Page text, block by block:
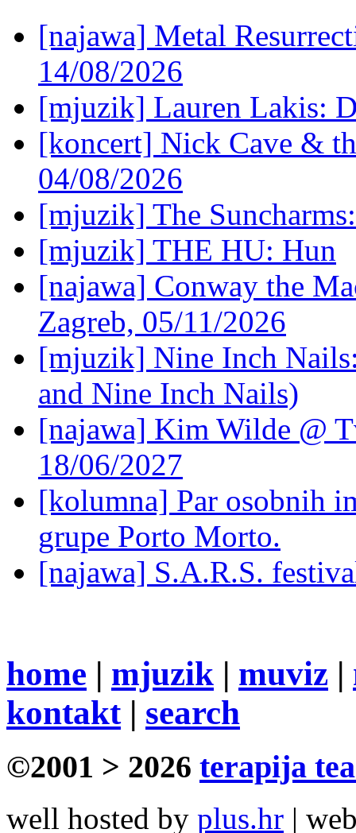
[najawa] Metal
14/08/2026
[mjuzik] Lauren Lakis:
[koncert] Nick Cave &
04/08/2026
[mjuzik] The
[mjuzik] THE HU: Hun
[najawa] Conway the
Zagreb, 05/11/2026
[mjuzik] Nine Inch
and Nine Inch Nails)
[najawa] Kim Wilde @
18/06/2027
[kolumna] Par osobnih
grupe Porto Morto.
[najawa] S.A.R.S.
home | mjuzik | muviz |
kontakt| search
©2001 > 2026 terapija
well hosted by plus.hr |